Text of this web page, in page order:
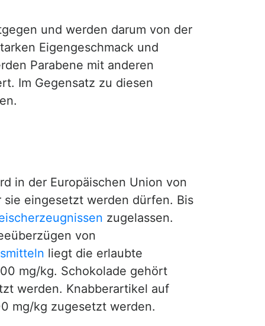
und werden darum von der
Eigengeschmack und
Parabene mit anderen
Im Gegensatz zu diesen
in der Europäischen Union von
eingesetzt werden dürfen. Bis
zugelassen.
von
liegt die erlaubte
mg/kg. Schokolade gehört
werden. Knabberartikel auf
mg/kg zugesetzt werden.